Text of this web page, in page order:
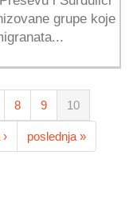
grupe koje
8 9 10
poslednja »